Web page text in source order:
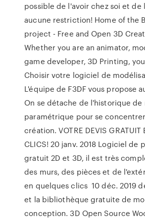
possible de l'avoir chez soi et de
aucune restriction! Home of the
project - Free and Open 3D
Whether you are an animator,
game developer, 3D Printing,
Choisir votre logiciel de
L'équipe de F3DF vous propose
On se détache de l'historique de
paramétrique pour se
création. VOTRE DEVIS GRATUIT
CLICS! 20 janv. 2018 Logiciel de
gratuit 2D et 3D, il est très
des murs, des pièces et de
en quelques clics 10 déc. 2019
et la bibliothèque gratuite de
conception. 3D Open Source